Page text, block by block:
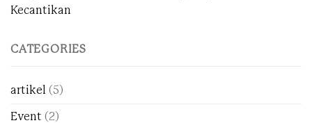
Kecantikan
CATEGORIES
artikel (5)
Event (2)